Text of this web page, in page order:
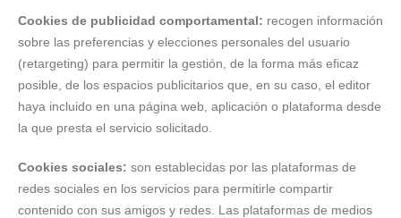
Cookies de publicidad comportamental: recogen información
sobre las preferencias y elecciones personales del usuario
(retargeting) para permitir la gestión, de la forma más eficaz
posible, de los espacios publicitarios que, en su caso, el editor
haya incluido en una página web, aplicación o plataforma desde
la que presta el servicio solicitado.
Cookies sociales: son establecidas por las plataformas de
redes sociales en los servicios para permitirle compartir
contenido con sus amigos y redes. Las plataformas de medios